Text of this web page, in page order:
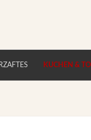
KUCHEN &